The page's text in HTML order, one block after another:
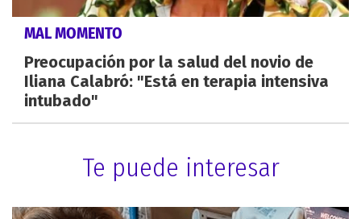
MAL MOMENTO
Preocupación por la salud del novio de
Iliana Calabró: "Está en terapia intensiva
intubado"
Te puede interesar